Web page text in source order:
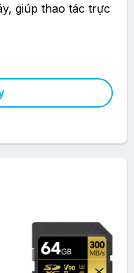
giúp thao tác trực
Chính hãng số lượng